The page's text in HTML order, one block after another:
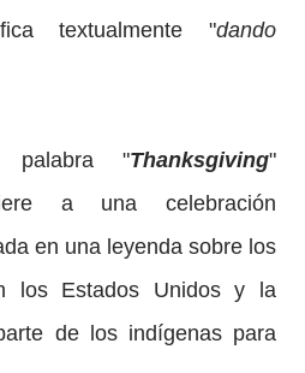
textualmente "dando
palabra "Thanksgiving"
a una celebración
en una leyenda sobre los
los Estados Unidos y la
de los indígenas para